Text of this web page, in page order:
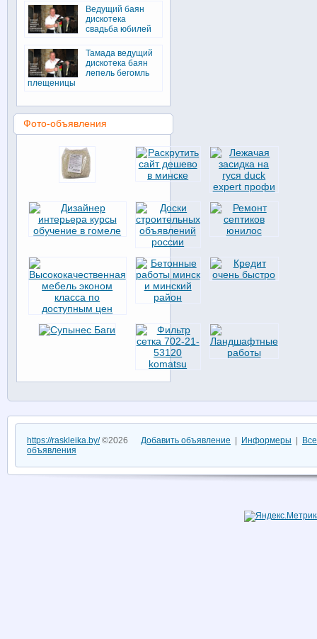
Ведущий баян
дискотека
свадьба юбилей
Тамада ведущий
дискотека баян
лепель бегомль
плещеницы
Фото-объявления
https://raskleika.by/©2026 Добавить объявление Информеры
объявления